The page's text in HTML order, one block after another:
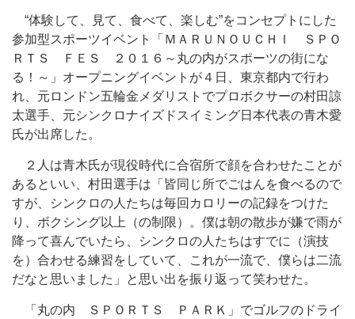
“体験して、見て、食べて、楽しむ”をコンセプトにした
参加型スポーツイベント「ＭＡＲＵＮＯＵＣＨＩ ＳＰＯ
ＲＴＳ ＦＥＳ ２０１６～丸の内がスポーツの街にな
る！～」オープニングイベントが４日、東京都内で行わ
れ、元ロンドン五輪金メダリストでプロボクサーの村田諒
太選手、元シンクロナイズドスイミング日本代表の青木愛
氏が出席した。
２人は青木氏が現役時代に合宿所で顔を合わせたことが
あるといい、村田選手は「皆同じ所でごはんを食べるので
すが、シンクロの人たちは毎回カロリーの記録をつけた
り、ボクシング以上（の制限）。僕は朝の散歩が嫌で雨が
降って喜んでいたら、シンクロの人たちはすでに（演技
を）合わせる練習をしていて、これが一流で、僕らは二流
だなと思いました」と思い出を振り返って笑わせた。
「丸の内 ＳＰＯＲＴＳ ＰＡＲＫ」でゴルフのドライ